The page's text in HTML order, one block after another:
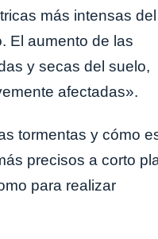
más intensas del
El aumento de las
y secas del suelo,
afectadas».
tormentas y cómo
precisos a corto
para realizar